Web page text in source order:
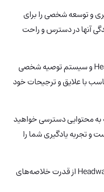
و توسعه شخصی را برای
آنها در دسترس و راحت
علاوه بر این، رابط کاربر پسند Headway و سیستم توصیه شخصی
با علایق و ترجیحات خود
محتوایی دسترسی خواهید
تجربه یادگیری شما را
به هزاران نفری بپیوندید که قبلاً با Headway از قدرت خلاصه‌های